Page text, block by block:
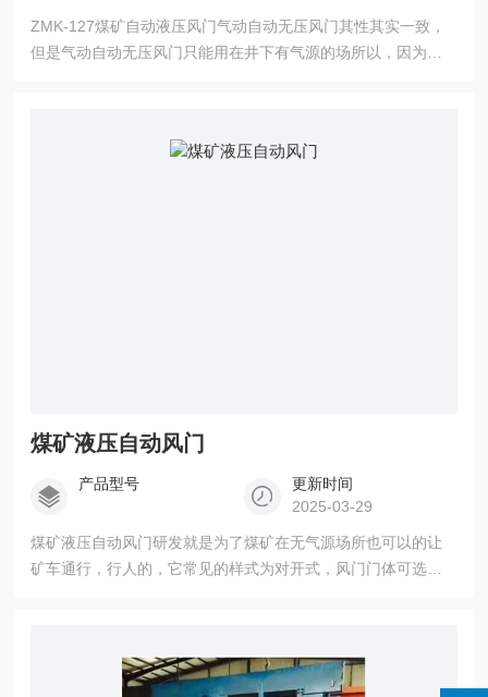
ZMK-127煤矿自动液压风门气动自动无压风门其性其实一致，
但是气动自动无压风门只能用在井下有气源的场所以，因为气
煤矿液压自动风门
产品型号
更新时间
2025-03-29
煤矿液压自动风门研发就是为了煤矿在无气源场所也可以的让
矿车通行，行人的，它常见的样式为对开式，风门门体可选择
安国标还按企标生产，风门材料厚度，各个配件从源头严把材